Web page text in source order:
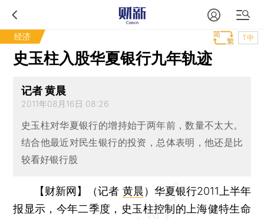
经济 T中
史玉柱入股华夏银行九年轨迹
记者 黄晨
2011年08月16日 08:26
史玉柱对华夏银行的增持始于两年前，数量不太大。
结合他最近对民生银行的投资，总体表明，他还是比
较看好银行股
【财新网】（记者 黄晨） 华夏银行2011上半年
报显示，今年二季度，史玉柱控制的上海健特生命